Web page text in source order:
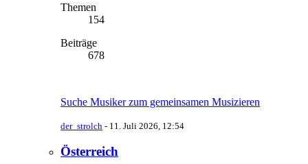
Themen
154
Beiträge
678
Suche Musiker zum gemeinsamen Musizieren
der_strolch - 11. Juli 2026, 12:54
Österreich